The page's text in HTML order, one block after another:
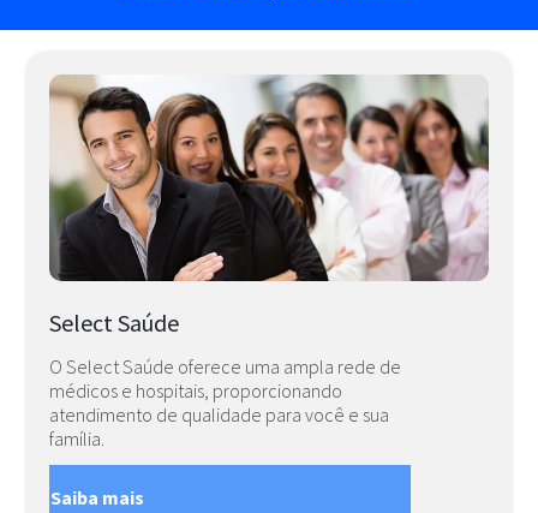
Select Saúde
O Select Saúde oferece uma ampla rede de
médicos e hospitais, proporcionando
atendimento de qualidade para você e sua
família.
Saiba mais